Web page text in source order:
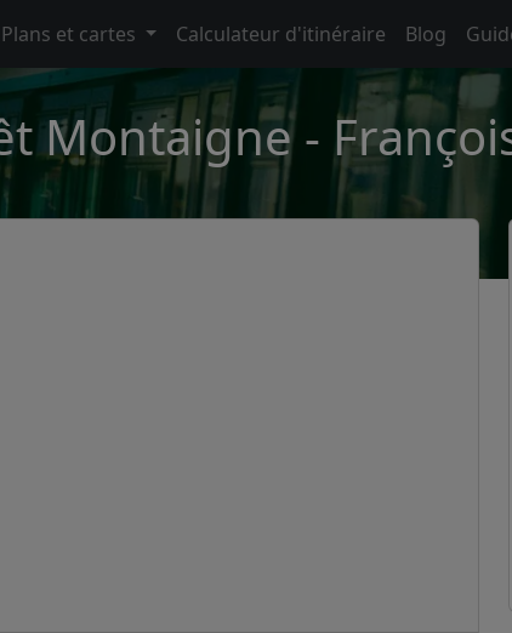
Plans et cartes Calculateur d'itinéraire Blog
Montaigne -